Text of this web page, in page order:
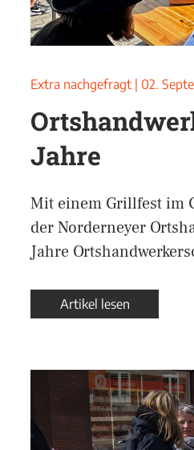
Extra nachgefragt 02.
Jahre
Mit einem Grillfest im
der Norderneyer
Jahre
Artikel lesen